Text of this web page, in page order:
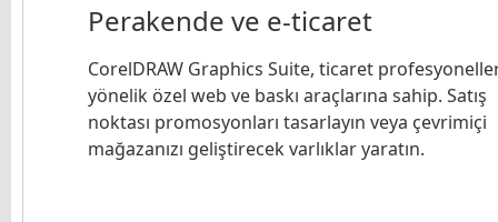
Perakende ve e-ticaret
CorelDRAW Graphics Suite, ticaret
yönelik özel web ve baskı araçlarına sahip. Satış
noktası promosyonları tasarlayın veya çevrimiçi
mağazanızı geliştirecek varlıklar yaratın.